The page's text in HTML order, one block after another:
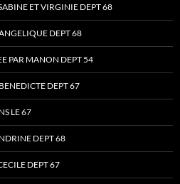
ET VIRGINIE DEPT 68
DEPT 68
PAR MANON DEPT 54
DEPT 67
LE 67
DEPT 68
DEPT 67